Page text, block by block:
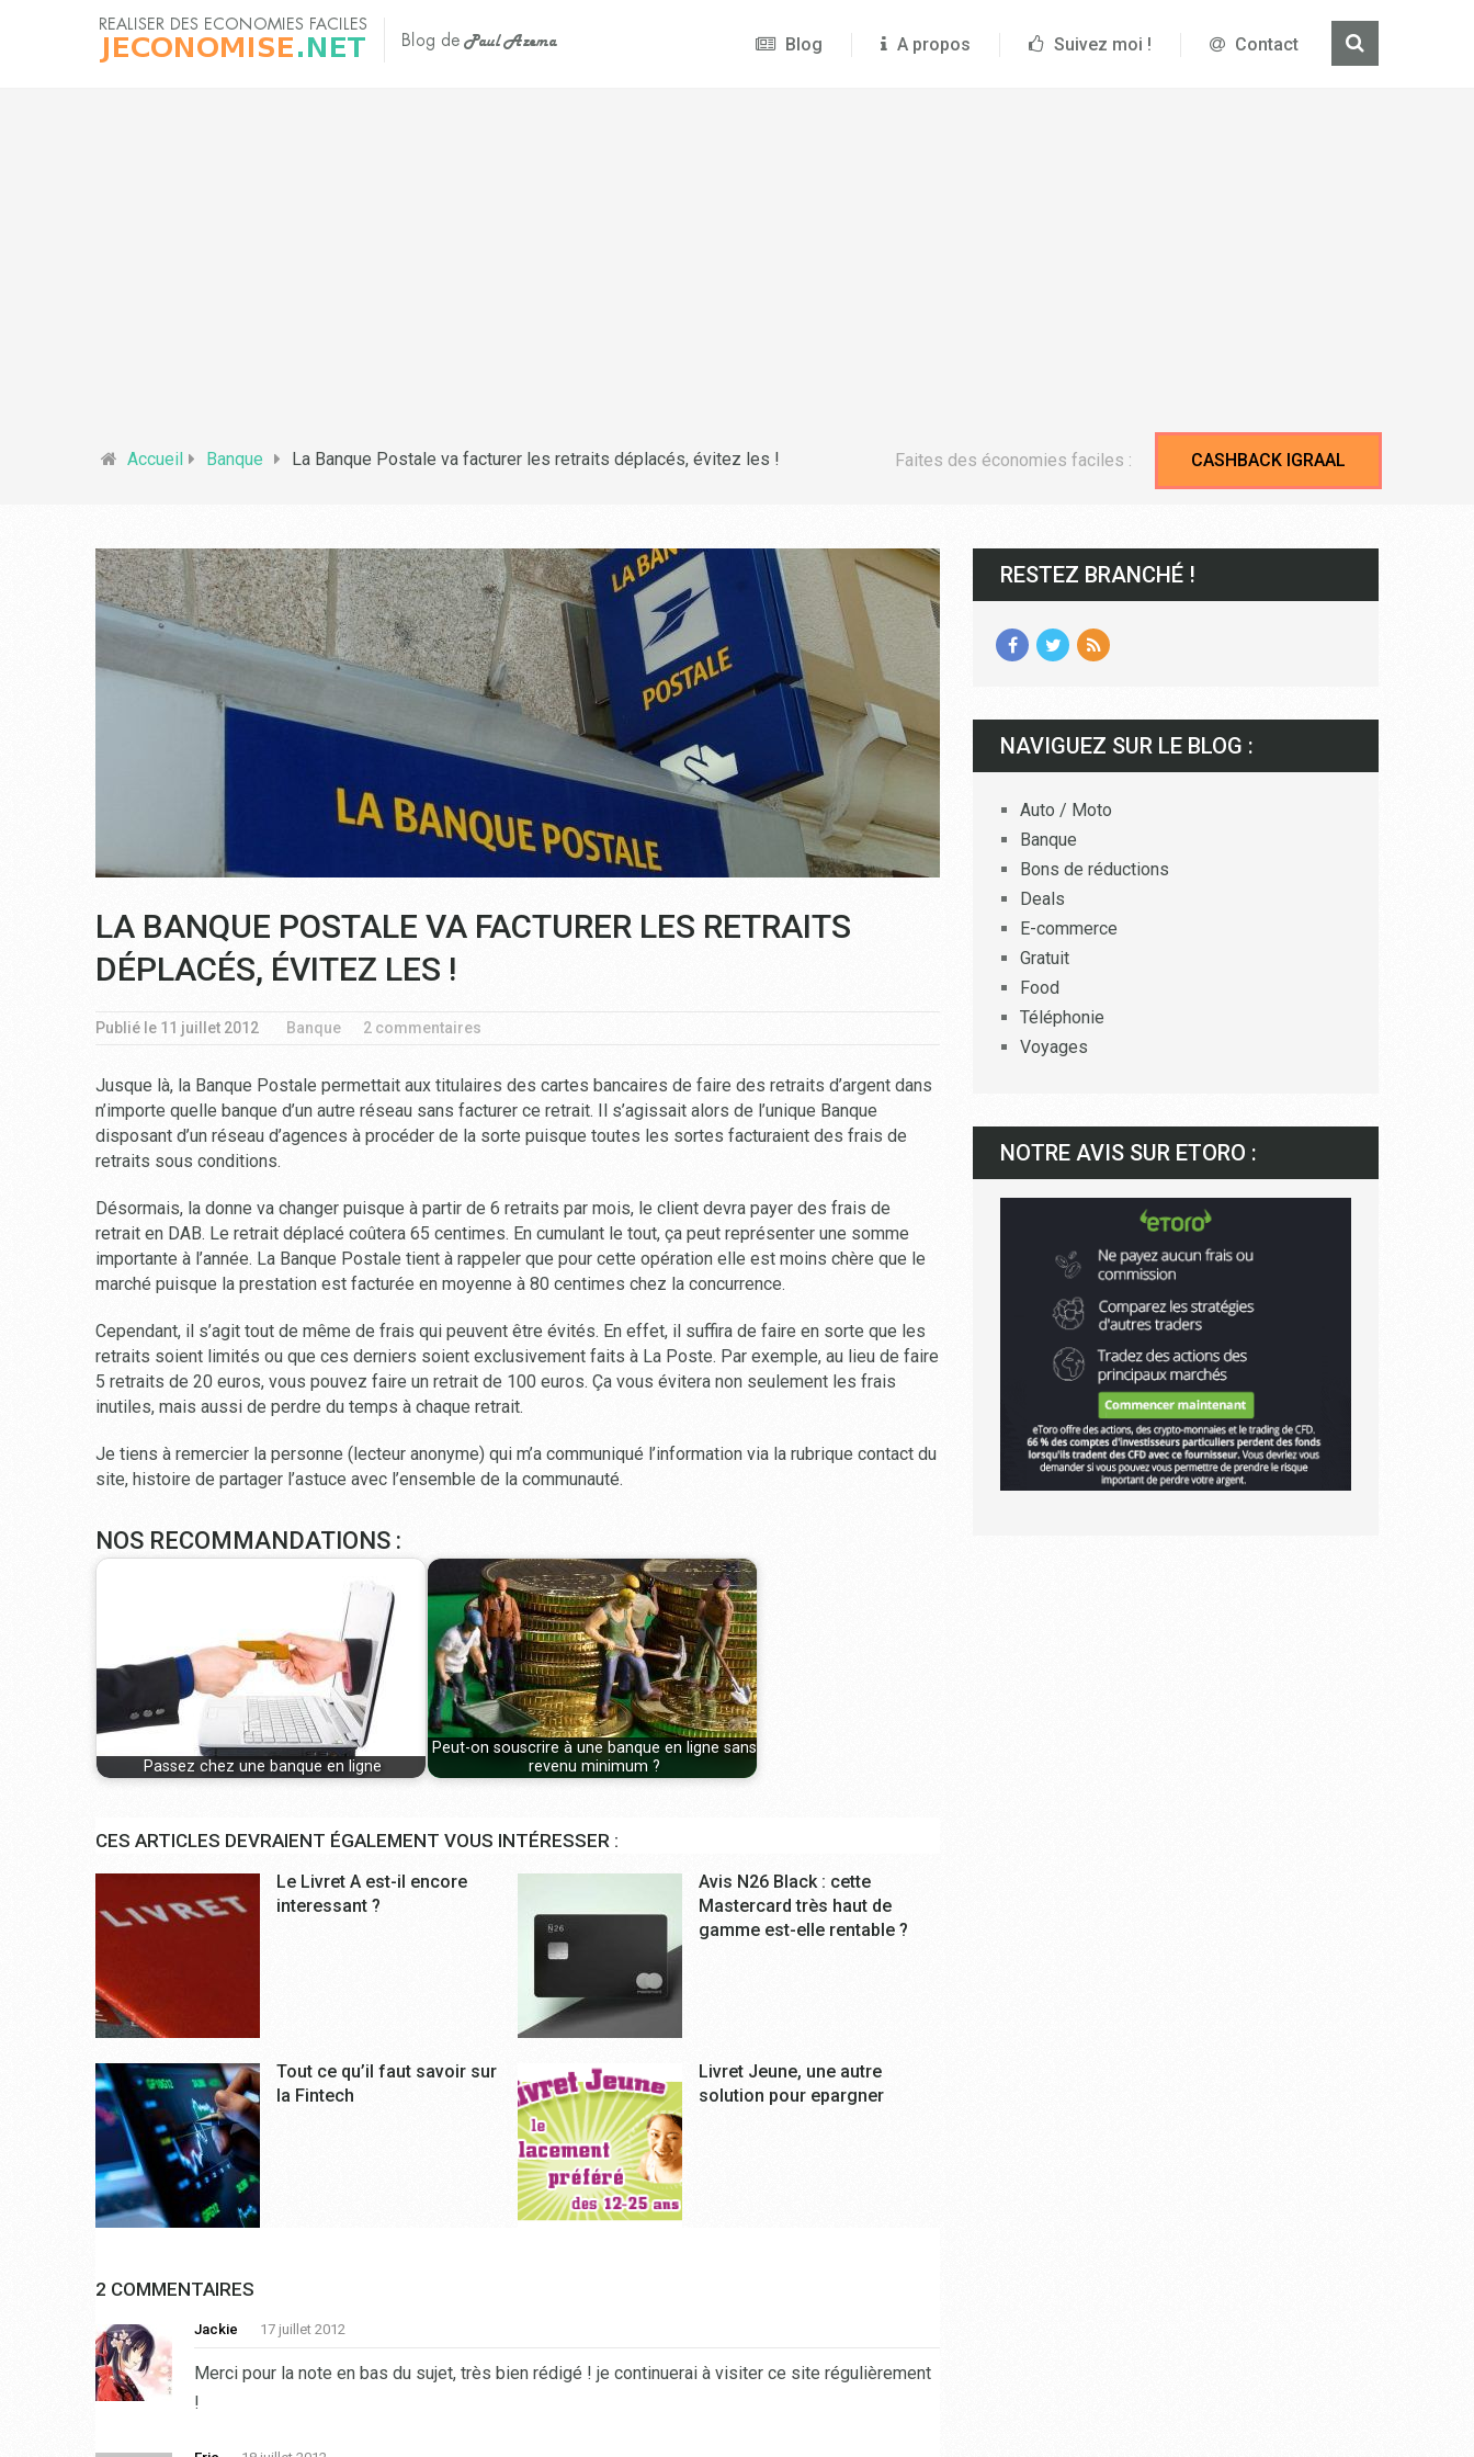
Blog A propos Suivez moi ! Contact
Accueil Banque La Banque Postale va facturer les retraits déplacés, évitez les ! Faites des économies faciles : CASHBACK IGRAAL
LA BANQUE POSTALE VA FACTURER LES RETRAITS
DÉPLACÉS, ÉVITEZ LES !
Publié le 11 juillet 2012 Banque 2 commentaires
Jusque là, la Banque Postale permettait aux titulaires des cartes bancaires de faire des retraits d’argent dans
n’importe quelle banque d’un autre réseau sans facturer ce retrait. Il s’agissait alors de l’unique Banque
disposant d’un réseau d’agences à procéder de la sorte puisque toutes les sortes facturaient des frais de
retraits sous conditions.
Désormais, la donne va changer puisque à partir de 6 retraits par mois, le client devra payer des frais de
retrait en DAB. Le retrait déplacé coûtera 65 centimes. En cumulant le tout, ça peut représenter une somme
importante à l’année. La Banque Postale tient à rappeler que pour cette opération elle est moins chère que le
marché puisque la prestation est facturée en moyenne à 80 centimes chez la concurrence.
Cependant, il s’agit tout de même de frais qui peuvent être évités. En effet, il suffira de faire en sorte que les
retraits soient limités ou que ces derniers soient exclusivement faits à La Poste. Par exemple, au lieu de faire
5 retraits de 20 euros, vous pouvez faire un retrait de 100 euros. Ça vous évitera non seulement les frais
inutiles, mais aussi de perdre du temps à chaque retrait.
Je tiens à remercier la personne (lecteur anonyme) qui m’a communiqué l’information via la rubrique contact du
site, histoire de partager l’astuce avec l’ensemble de la communauté.
NOS RECOMMANDATIONS :
Passez chez une banque en ligne
Peut-on souscrire à une banque en ligne sans
revenu minimum ?
CES ARTICLES DEVRAIENT ÉGALEMENT VOUS INTÉRESSER :
Le Livret A est-il encore
interessant ?
Avis N26 Black : cette
Mastercard très haut de
gamme est-elle rentable ?
Tout ce qu’il faut savoir sur
la Fintech
Livret Jeune, une autre
solution pour epargner
2 COMMENTAIRES
Jackie 17 juillet 2012
Merci pour la note en bas du sujet, très bien rédigé ! je continuerai à visiter ce site régulièrement
!
RESTEZ BRANCHÉ !
NAVIGUEZ SUR LE BLOG :
Auto / Moto
Banque
Bons de réductions
Deals
E-commerce
Gratuit
Food
Téléphonie
Voyages
NOTRE AVIS SUR ETORO :